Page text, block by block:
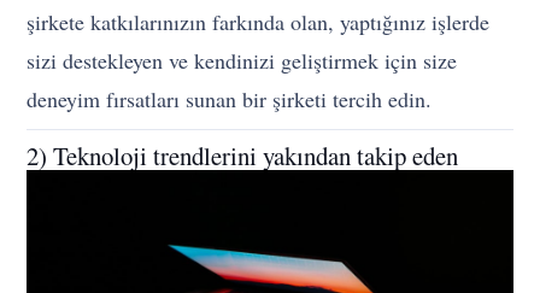
şirkete katkılarınızın farkında olan, yaptığınız işlerde
sizi destekleyen ve kendinizi geliştirmek için size
deneyim fırsatları sunan bir şirketi tercih edin.
2) Teknoloji trendlerini yakından takip eden